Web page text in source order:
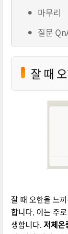
마무리
질문
잘 때
잘 때 오한을 느
합니다. 이는 주
생합니다.저체온